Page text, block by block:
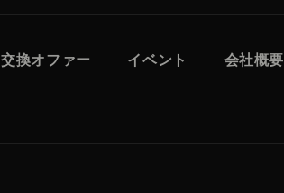
交換オファー イベント 会社概要